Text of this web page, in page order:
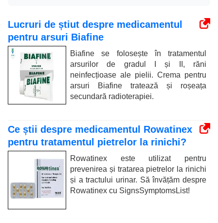
Lucruri de știut despre medicamentul
pentru arsuri Biafine
Biafine se folosește în tratamentul
arsurilor de gradul I și II, răni
neinfecțioase ale pielii. Crema pentru
arsuri Biafine tratează și roșeața
secundară radioterapiei.
Ce știi despre medicamentul Rowatinex
pentru tratamentul pietrelor la rinichi?
Rowatinex este utilizat pentru
prevenirea și tratarea pietrelor la rinichi
și a tractului urinar. Să învățăm despre
Rowatinex cu SignsSymptomsList!